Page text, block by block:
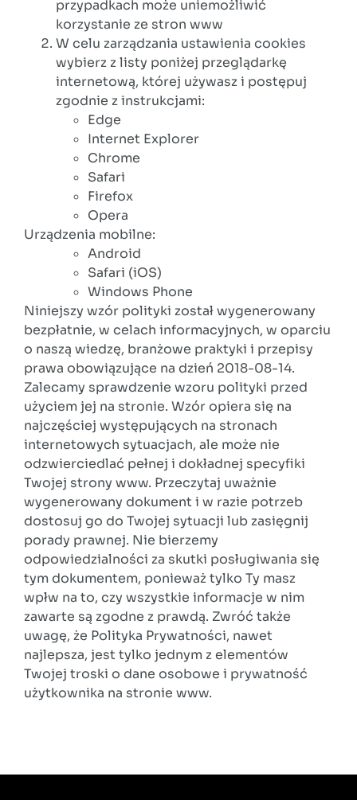
przypadkach może uniemożliwić
korzystanie ze stron www
W celu zarządzania ustawienia cookies
wybierz z listy poniżej przeglądarkę
internetową, której używasz i postępuj
zgodnie z instrukcjami:
Edge
Internet Explorer
Chrome
Safari
Firefox
Opera
Urządzenia mobilne:
Android
Safari (iOS)
Windows Phone
Niniejszy wzór polityki został wygenerowany
bezpłatnie, w celach informacyjnych, w oparciu
o naszą wiedzę, branżowe praktyki i przepisy
prawa obowiązujące na dzień 2018-08-14.
Zalecamy sprawdzenie wzoru polityki przed
użyciem jej na stronie. Wzór opiera się na
najczęściej występujących na stronach
internetowych sytuacjach, ale może nie
odzwierciedlać pełnej i dokładnej specyfiki
Twojej strony www. Przeczytaj uważnie
wygenerowany dokument i w razie potrzeb
dostosuj go do Twojej sytuacji lub zasięgnij
porady prawnej. Nie bierzemy
odpowiedzialności za skutki posługiwania się
tym dokumentem, ponieważ tylko Ty masz
wpłw na to, czy wszystkie informacje w nim
zawarte są zgodne z prawdą. Zwróć także
uwagę, że Polityka Prywatności, nawet
najlepsza, jest tylko jednym z elementów
Twojej troski o dane osobowe i prywatność
użytkownika na stronie www.